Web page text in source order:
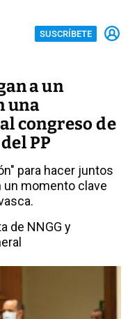
SUSCRÍBETE
a un
una
congreso de
PP
para hacer juntos
un momento clave
de NNGG y